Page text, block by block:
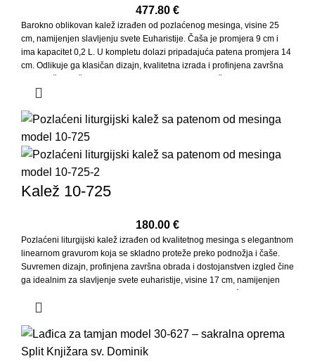
477.80 €
Barokno oblikovan kalež izrađen od pozlaćenog mesinga, visine 25
cm, namijenjen slavljenju svete Euharistije. Čaša je promjera 9 cm i
ima kapacitet 0,2 L. U kompletu dolazi pripadajuća patena promjera 14
cm. Odlikuje ga klasičan dizajn, kvalitetna izrada i profinjena završna
obrada, što ga čini prikladnim za svakodnevna i svečana liturgijska
slavlja. Pripadajući ciborij je 30-633
Kalež 10-725
180.00 €
Pozlaćeni liturgijski kalež izrađen od kvalitetnog mesinga s elegantnom
linearnom gravurom koja se skladno proteže preko podnožja i čaše.
Suvremen dizajn, profinjena završna obrada i dostojanstven izgled čine
ga idealnim za slavljenje svete euharistije, visine 17 cm, namijenjen
slavljenju svete Euharistije. U kompletu dolazi pripadajuća patena
promjera 13 cm. Pripadajući ciborij je 10-722